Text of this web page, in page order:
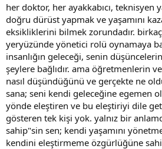
her doktor, her ayakkabıcı, teknisyen
doğru dürüst yapmak ve yaşamını
eksikliklerini bilmek zorundadır. birkaç
yeryüzünde yönetici rolü oynamaya
insanlığın geleceği, senin
şeylere bağlıdır. ama öğretmenlerin
nasıl düşündüğünü ve gerçekte ne
sana; seni kendi geleceğine egemen
yönde eleştiren ve bu eleştiriyi dile
gösteren tek kişi yok. yalnız bir
sahip"sin sen; kendi yaşamını
kendini eleştirmeme özgürlüğüne